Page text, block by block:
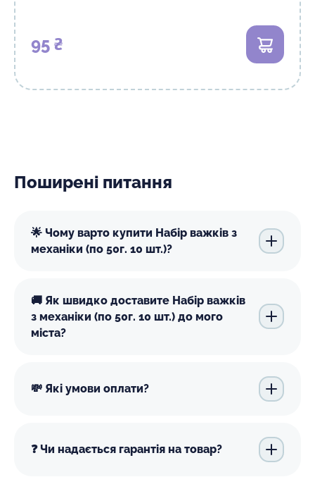
95 ₴ В кошик
Поширені питання
🌟 Чому варто купити Набір важків з
механіки (по 50г. 10 шт.)?
🚚 Як швидко доставите Набір важків
з механіки (по 50г. 10 шт.) до мого
міста?
💸 Які умови оплати?
❓ Чи надається гарантія на товар?